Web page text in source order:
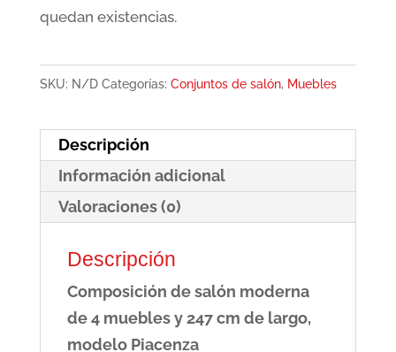
quedan existencias.
SKU: N/D Categorías: Conjuntos de salón, Muebles
Descripción
Información adicional
Valoraciones (0)
Descripción
Composición de salón moderna
de 4 muebles y 247 cm de largo,
modelo Piacenza